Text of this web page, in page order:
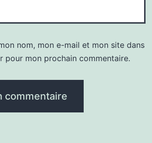
nom, mon e-mail et mon site dans
pour mon prochain commentaire.